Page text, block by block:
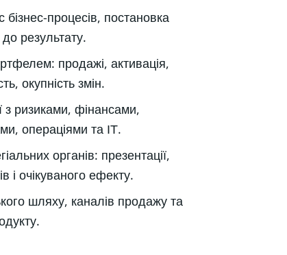
процесів, постановка
результату.
продажі, активація,
окупність змін.
з ризиками, фінансами,
операціями та ІТ.
органів: презентації,
і очікуваного ефекту.
шляху, каналів продажу та